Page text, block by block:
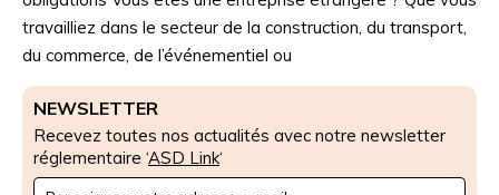
NEWSLETTER
Recevez toutes nos actualités avec notre newsletter
réglementaire ‘ASD Link‘
Newsletter
travailliez dans le secteur de la construction, du transport,
du commerce, de l’événementiel ou